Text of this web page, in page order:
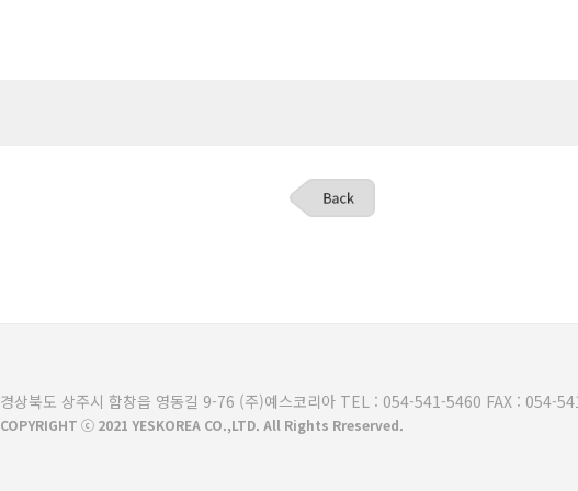
경상북도 상주시 함창읍 영동길 9-76 (주)예스코리아 TEL : 054-541-5460 FAX :
COPYRIGHT ⓒ 2021 YESKOREA CO.,LTD. All Rights Rreserved.